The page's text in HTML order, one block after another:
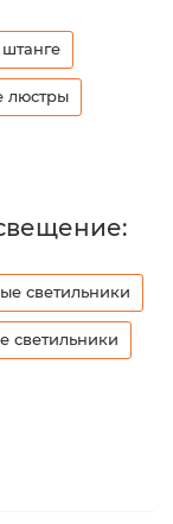
люстры
светильники
светильники